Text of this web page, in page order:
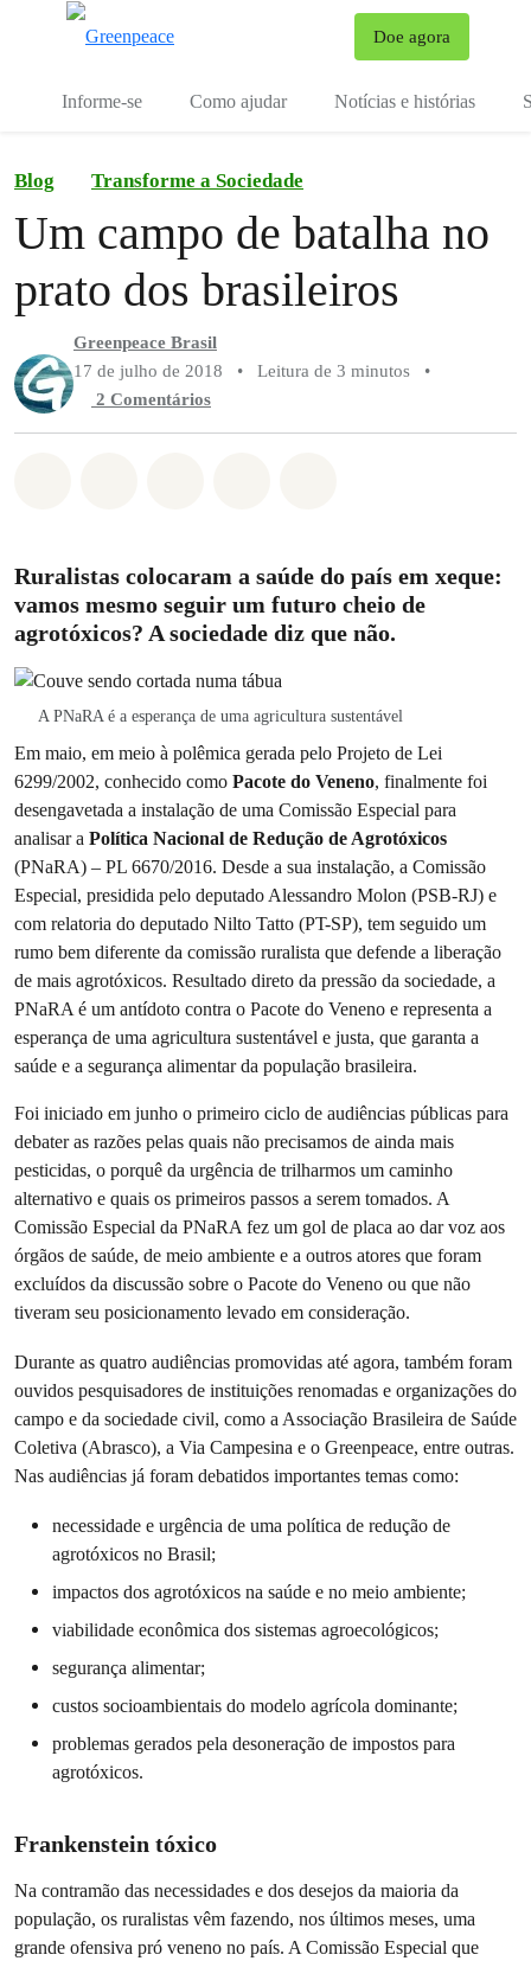
Doe agora
Informe-se Como ajudar Notícias e histórias
Blog Transforme a Sociedade
Um campo de batalha no
prato dos brasileiros
Greenpeace Brasil
17 de julho de 2018
• Leitura de 3 minutos
•
2 Comentários
Ruralistas colocaram a saúde do país em xeque:
vamos mesmo seguir um futuro cheio de
agrotóxicos? A sociedade diz que não.
A PNaRA é a esperança de uma agricultura sustentável
Em maio, em meio à polêmica gerada pelo Projeto de Lei
6299/2002, conhecido como Pacote do Veneno, finalmente foi
desengavetada a instalação de uma Comissão Especial para
analisar a Política Nacional de Redução de Agrotóxicos
(PNaRA) – PL 6670/2016. Desde a sua instalação, a Comissão
Especial, presidida pelo deputado Alessandro Molon (PSB-RJ) e
com relatoria do deputado Nilto Tatto (PT-SP), tem seguido um
rumo bem diferente da comissão ruralista que defende a liberação
de mais agrotóxicos. Resultado direto da pressão da sociedade, a
PNaRA é um antídoto contra o Pacote do Veneno e representa a
esperança de uma agricultura sustentável e justa, que garanta a
saúde e a segurança alimentar da população brasileira.
Foi iniciado em junho o primeiro ciclo de audiências públicas para
debater as razões pelas quais não precisamos de ainda mais
pesticidas, o porquê da urgência de trilharmos um caminho
alternativo e quais os primeiros passos a serem tomados. A
Comissão Especial da PNaRA fez um gol de placa ao dar voz aos
órgãos de saúde, de meio ambiente e a outros atores que foram
excluídos da discussão sobre o Pacote do Veneno ou que não
tiveram seu posicionamento levado em consideração.
Durante as quatro audiências promovidas até agora, também foram
ouvidos pesquisadores de instituições renomadas e organizações do
campo e da sociedade civil, como a Associação Brasileira de Saúde
Coletiva (Abrasco), a Via Campesina e o Greenpeace, entre outras.
Nas audiências já foram debatidos importantes temas como:
necessidade e urgência de uma política de redução de
agrotóxicos no Brasil;
impactos dos agrotóxicos na saúde e no meio ambiente;
viabilidade econômica dos sistemas agroecológicos;
segurança alimentar;
custos socioambientais do modelo agrícola dominante;
problemas gerados pela desoneração de impostos para
agrotóxicos.
Frankenstein tóxico
Na contramão das necessidades e dos desejos da maioria da
população, os ruralistas vêm fazendo, nos últimos meses, uma
grande ofensiva pró veneno no país. A Comissão Especial que